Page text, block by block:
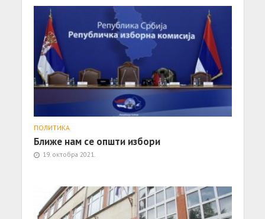
ПОЛИТИКА
Ближе нам се општи избори
19. октобра 2021.